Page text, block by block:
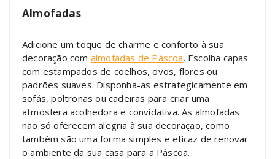
Almofadas
Adicione um toque de charme e conforto à sua
decoração com almofadas de Páscoa. Escolha capas
com estampados de coelhos, ovos, flores ou
padrões suaves. Disponha-as estrategicamente em
sofás, poltronas ou cadeiras para criar uma
atmosfera acolhedora e convidativa. As almofadas
não só oferecem alegria à sua decoração, como
também são uma forma simples e eficaz de renovar
o ambiente da sua casa para a Páscoa.